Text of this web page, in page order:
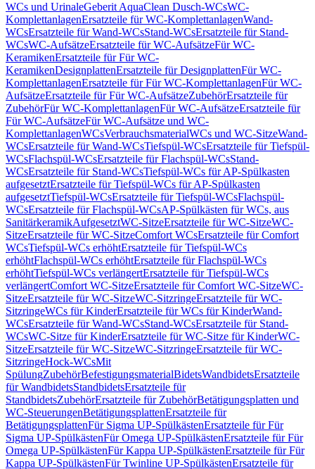
WCs und UrinaleGeberit AquaClean Dusch-WCsWC-
KomplettanlagenErsatzteile für WC-KomplettanlagenWand-
WCsErsatzteile für Wand-WCsStand-WCsErsatzteile für Stand-
WCsWC-AufsätzeErsatzteile für WC-AufsätzeFür WC-
KeramikenErsatzteile für Für WC-
KeramikenDesignplattenErsatzteile für DesignplattenFür WC-
KomplettanlagenErsatzteile für Für WC-KomplettanlagenFür WC-
AufsätzeErsatzteile für Für WC-AufsätzeZubehörErsatzteile für
ZubehörFür WC-KomplettanlagenFür WC-AufsätzeErsatzteile für
Für WC-AufsätzeFür WC-Aufsätze und WC-
KomplettanlagenWCsVerbrauchsmaterialWCs und WC-SitzeWand-
WCsErsatzteile für Wand-WCsTiefspül-WCsErsatzteile für Tiefspül-
WCsFlachspül-WCsErsatzteile für Flachspül-WCsStand-
WCsErsatzteile für Stand-WCsTiefspül-WCs für AP-Spülkasten
aufgesetztErsatzteile für Tiefspül-WCs für AP-Spülkasten
aufgesetztTiefspül-WCsErsatzteile für Tiefspül-WCsFlachspül-
WCsErsatzteile für Flachspül-WCsAP-Spülkästen für WCs, aus
SanitärkeramikAufgesetztWC-SitzeErsatzteile für WC-SitzeWC-
SitzeErsatzteile für WC-SitzeComfort WCsErsatzteile für Comfort
WCsTiefspül-WCs erhöhtErsatzteile für Tiefspül-WCs
erhöhtFlachspül-WCs erhöhtErsatzteile für Flachspül-WCs
erhöhtTiefspül-WCs verlängertErsatzteile für Tiefspül-WCs
verlängertComfort WC-SitzeErsatzteile für Comfort WC-SitzeWC-
SitzeErsatzteile für WC-SitzeWC-SitzringeErsatzteile für WC-
SitzringeWCs für KinderErsatzteile für WCs für KinderWand-
WCsErsatzteile für Wand-WCsStand-WCsErsatzteile für Stand-
WCsWC-Sitze für KinderErsatzteile für WC-Sitze für KinderWC-
SitzeErsatzteile für WC-SitzeWC-SitzringeErsatzteile für WC-
SitzringeHock-WCsMit
SpülungZubehörBefestigungsmaterialBidetsWandbidetsErsatzteile
für WandbidetsStandbidetsErsatzteile für
StandbidetsZubehörErsatzteile für ZubehörBetätigungsplatten und
WC-SteuerungenBetätigungsplattenErsatzteile für
BetätigungsplattenFür Sigma UP-SpülkästenErsatzteile für Für
Sigma UP-SpülkästenFür Omega UP-SpülkästenErsatzteile für Für
Omega UP-SpülkästenFür Kappa UP-SpülkästenErsatzteile für Für
Kappa UP-SpülkästenFür Twinline UP-SpülkästenErsatzteile für